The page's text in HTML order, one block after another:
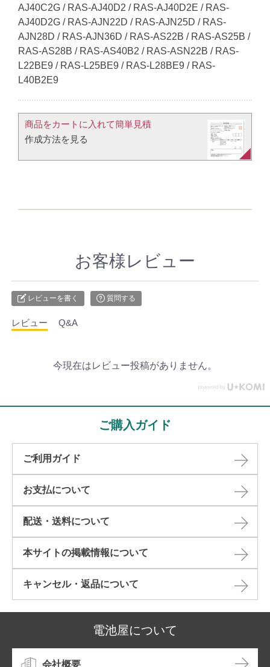
AJ40C2G / RAS-AJ40D2 / RAS-AJ40D2E / RAS-
AJ40D2G / RAS-AJN22D / RAS-AJN25D / RAS-
AJN28D / RAS-AJN36D / RAS-AS22B / RAS-AS25B /
RAS-AS28B / RAS-AS40B2 / RAS-ASN22B / RAS-
L22BE9 / RAS-L25BE9 / RAS-L28BE9 / RAS-
L40B2E9
商品をカートに入れて簡単見積​
作成方法を見る​​
お客様レビュー
レビューを書く 質問する
レビュー Q&A
今現在はレビュー投稿がありません。
ご購入ガイド
ご利用ガイド
お支払について
配送・送料について
本サイトの掲載情報について​
キャンセル・返品について​
電池屋について
会社概要